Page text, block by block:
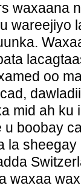
waxaana
wareejiyo
oo
mid ah
u boobay
la
waxaa